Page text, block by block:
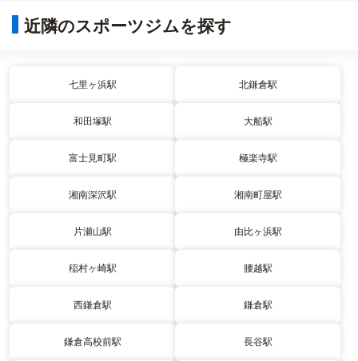
近隣のスポーツジムを探す
七里ヶ浜駅 北鎌倉駅
和田塚駅 大船駅
富士見町駅 極楽寺駅
湘南深沢駅 湘南町屋駅
片瀬山駅 由比ヶ浜駅
稲村ヶ崎駅 腰越駅
西鎌倉駅 鎌倉駅
鎌倉高校前駅 長谷駅